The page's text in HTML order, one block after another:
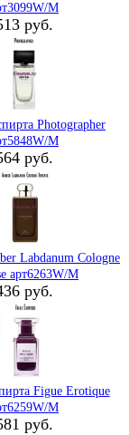
M
руб.
Photographer
M
руб.
Labdanum Cologne
арт6263W/M
руб.
Figue Erotique
M
руб.